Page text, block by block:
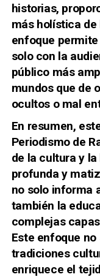
historias,
más holística
enfoque
solo con la
público más
mundos que de
ocultos o mal
En resumen,
Periodismo de
de la cultura y
profunda y
no solo informa
también la
complejas
Este enfoque
tradiciones
enriquece el